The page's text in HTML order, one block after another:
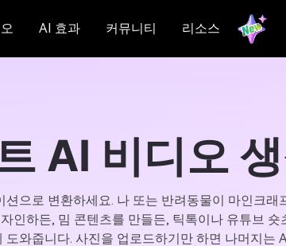
AI 효과 커뮤니티 리소스
AI 비디오
으로 변환하세요. 나 또는 반려동물이 마인크래
인하든, 밈 콘텐츠를 만들든, 틱톡이나 유튜브 숏
와줍니다. 사진을 업로드하기만 하면 나머지는